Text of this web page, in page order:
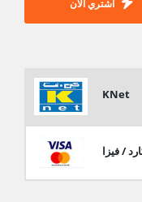
اشتري الآن
KNet
/ فيزا